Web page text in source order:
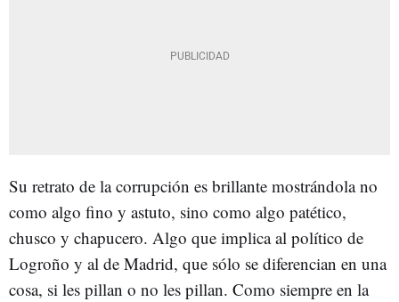
Su retrato de la corrupción es brillante mostrándola no
como algo fino y astuto, sino como algo patético,
chusco y chapucero. Algo que implica al político de
Logroño y al de Madrid, que sólo se diferencian en una
cosa, si les pillan o no les pillan. Como siempre en la